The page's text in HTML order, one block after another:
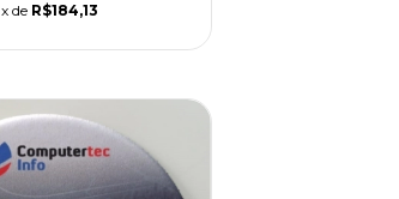
x de R$184,13